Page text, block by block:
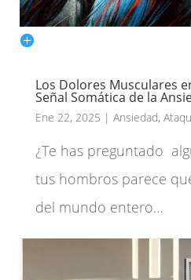
Los Dolores Musculares
Señal Somática de la
Ene 22, 2025 | Ansiedad,
¿Te has preguntado
tus hombros parece
del mundo entero…